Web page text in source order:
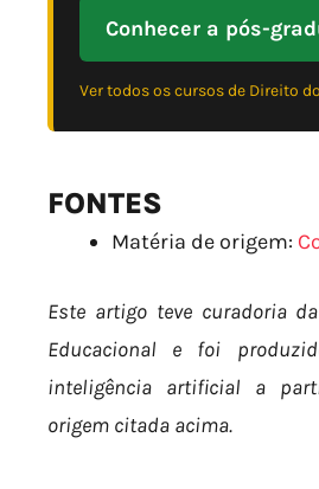
Conhecer a pós-
Ver todos os cursos de Direito
FONTES
Matéria de origem:
Este artigo teve curadoria
Educacional e foi
inteligência artificial a
origem citada acima.